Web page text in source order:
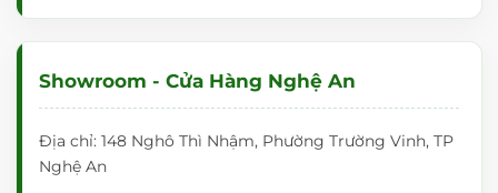
Showroom - Cửa Hàng Nghệ An
Địa chỉ: 148 Nghô Thì Nhậm, Phường Trường Vinh, TP
Nghệ An